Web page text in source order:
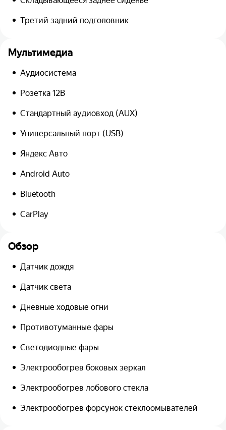
Третий задний подголовник
Мультимедиа
Аудиосистема
Розетка 12В
Стандартный аудиовход (AUX)
Универсальный порт (USB)
Яндекс Авто
Android Auto
Bluetooth
CarPlay
Обзор
Датчик дождя
Датчик света
Дневные ходовые огни
Противотуманные фары
Светодиодные фары
Электрообогрев боковых зеркал
Электрообогрев лобового стекла
Электрообогрев форсунок стеклоомывателей